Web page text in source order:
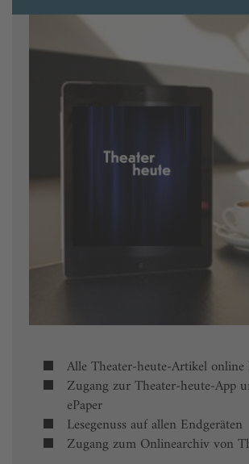
Alle Theater-heute-Artikel online
Zugang zur Theater-heute-App
ePaper
Lesegenuss auf allen Endgeräten
Zugang zum Onlinearchiv von